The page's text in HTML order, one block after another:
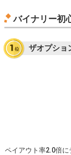
バイナリー初
ザオプショ
ペイアウト率2.0倍